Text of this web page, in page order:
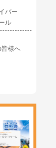
バー
ル
皆様へ